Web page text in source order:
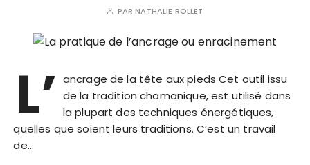
PARNATHALIE ROLLET
L’ ancrage de la tête aux pieds Cet outil issu
de la tradition chamanique, est utilisé dans
la plupart des techniques énergétiques,
quelles que soient leurs traditions. C’est un travail
de…